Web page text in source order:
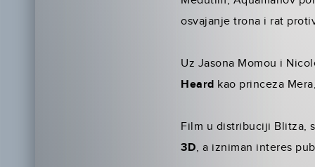
osvajanje trona i rat
Uz Jasona Momou i
Heard kao princeza
Film u distribuciji Blitza,
3D, a izniman interes